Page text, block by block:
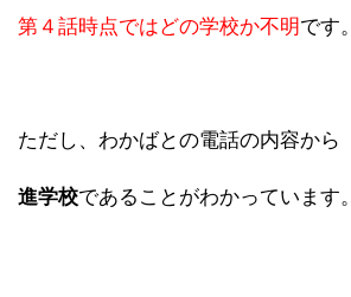
第４話時点ではどの学校か不明です。
ただし、わかばとの電話の内容から
進学校であることがわかっています。